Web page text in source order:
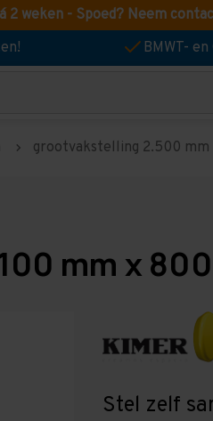
2 weken - Spoed? Neem
BMWT-
grootvakstelling 2.500 mm
mm x
Stel zelf